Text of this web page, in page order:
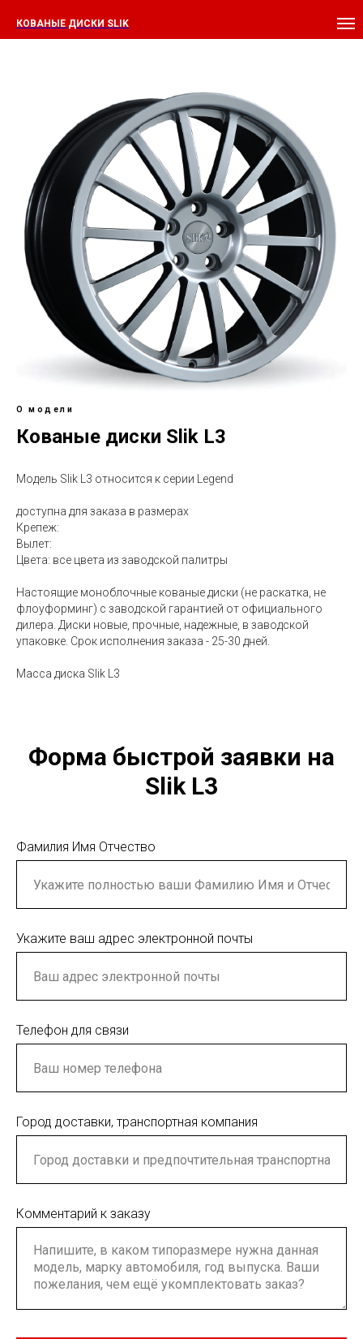
КОВАНЫЕ ДИСКИ SLIK
О модели
Кованые диски Slik L3
Модель Slik L3 относится к серии Legend
доступна для заказа в размерах
Крепеж:
Вылет:
Цвета: все цвета из заводской палитры
Настоящие моноблочные кованые диски (не раскатка, не
флоуформинг) с заводской гарантией от официального
дилера. Диски новые, прочные, надежные, в заводской
упаковке. Срок исполнения заказа - 25-30 дней.
Масса диска Slik L3
Форма быстрой заявки на
Slik L3
Фамилия Имя Отчество
Укажите ваш адрес электронной почты
Телефон для связи
Город доставки, транспортная компания
Комментарий к заказу